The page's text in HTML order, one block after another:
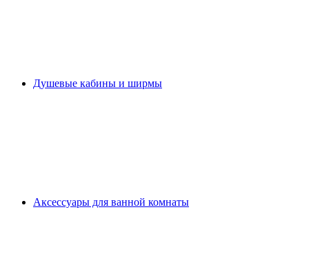
Душевые кабины и ширмы
Аксессуары для ванной комнаты